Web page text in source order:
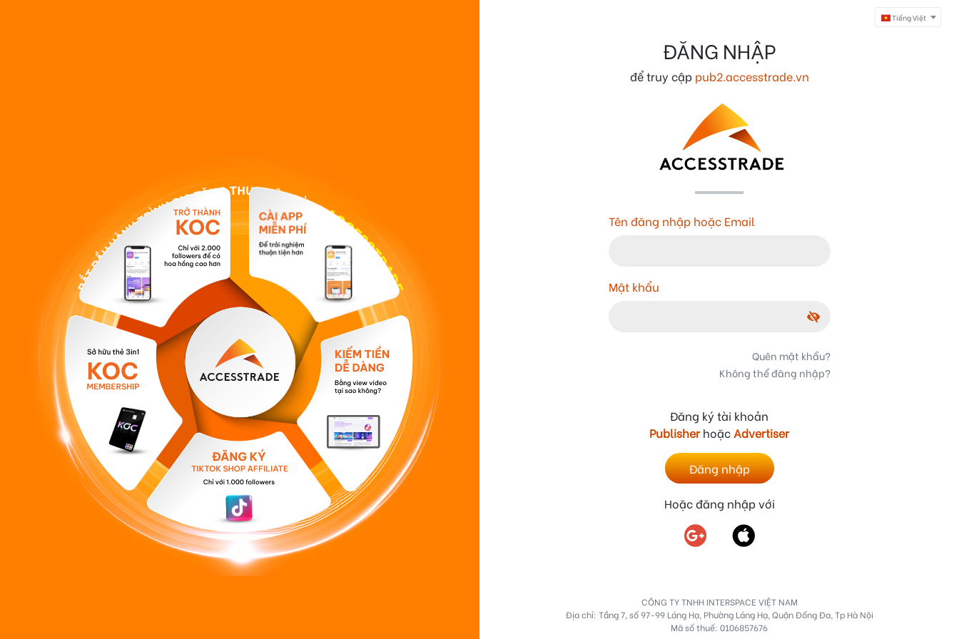
Tiếng Việt
ĐĂNG NHẬP
để truy cập pub2.accesstrade.vn
Tên đăng nhập hoặc Email
Mật khẩu
Quên mật khẩu?
Không thể đăng nhập?
Đăng ký tài khoản
Publisher hoặc Advertiser
Đăng nhập
Hoặc đăng nhập với
CÔNG TY TNHH INTERSPACE VIỆT NAM
Địa chỉ: Tầng 7, số 97-99 Láng Hạ, Phường Láng Hạ, Quận Đống Đa, Tp Hà Nội
Mã số thuế: 0106857676